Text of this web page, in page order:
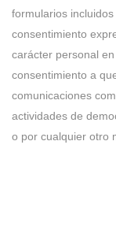
formularios
consentimiento
carácter personal
consentimiento a
comunicaciones
actividades de
o por cualquier otro